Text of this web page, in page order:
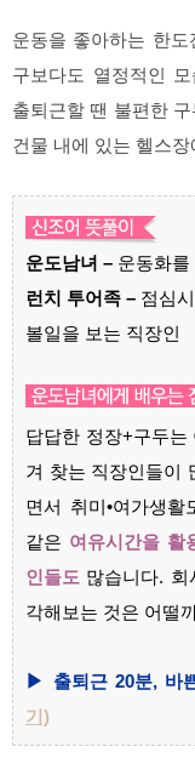
운동을 좋아하는 한
구보다도 열정적인 모
출퇴근할 땐 불편한
건물 내에 있는 헬스
운도남녀 – 운동화를
런치 투어족 – 점심
볼일을 보는 직장인
답답한 정장+구두
겨 찾는 직장인들이
면서 취미•여가생
같은 여유시간을 활
인들도 많습니다. 회
각해보는 것은 어떨
▶ 출퇴근 20분, 바
기)